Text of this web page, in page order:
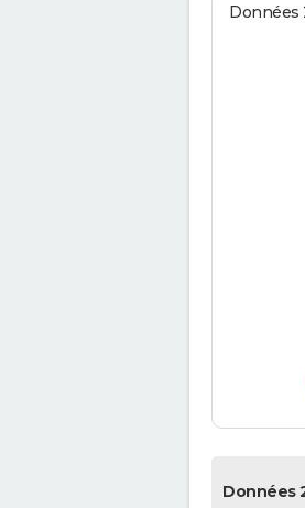
Données
Données